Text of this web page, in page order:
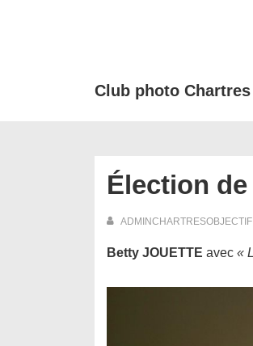
Club photo
Élection
ADMINCHARTRESOBJECTIF
Betty JOUETTE avec «